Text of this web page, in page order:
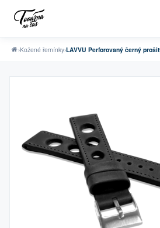
›Kožené řemínky›